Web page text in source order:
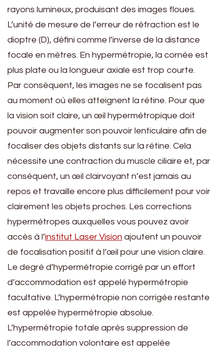
rayons lumineux, produisant des images floues.
L’unité de mesure de l’erreur de réfraction est le
dioptre (D), défini comme l’inverse de la distance
focale en mètres. En hypermétropie, la cornée est
plus plate ou la longueur axiale est trop courte.
Par conséquent, les images ne se focalisent pas
au moment où elles atteignent la rétine. Pour que
la vision soit claire, un œil hypermétropique doit
pouvoir augmenter son pouvoir lenticulaire afin de
focaliser des objets distants sur la rétine. Cela
nécessite une contraction du muscle ciliaire et, par
conséquent, un œil clairvoyant n’est jamais au
repos et travaille encore plus difficilement pour voir
clairement les objets proches. Les corrections
hypermétropes auxquelles vous pouvez avoir
accès à l’institut Laser Vision ajoutent un pouvoir
de focalisation positif à l’œil pour une vision claire.
Le degré d’hypermétropie corrigé par un effort
d’accommodation est appelé hypermétropie
facultative. L’hypermétropie non corrigée restante
est appelée hypermétropie absolue.
L’hypermétropie totale après suppression de
l’accommodation volontaire est appelée